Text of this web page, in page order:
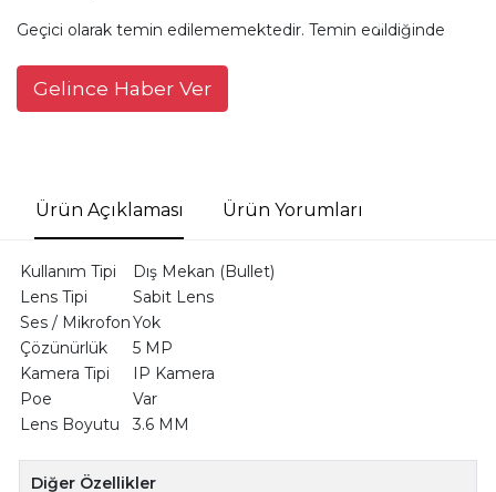
Geçici olarak temin edilememektedir. Temin edildiğinde
Gelince Haber Ver
Ürün Açıklaması Ürün Yorumları
Kullanım Tipi
Dış Mekan (Bullet)
Lens Tipi
Sabit Lens
Ses / MikrofonYok
Çözünürlük
5 MP
Kamera Tipi
IP Kamera
Poe
Var
Lens Boyutu
3.6 MM
Diğer Özellikler